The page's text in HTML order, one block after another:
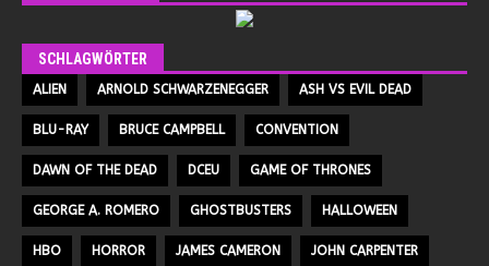
SCHLAGWÖRTER
ALIEN ARNOLD SCHWARZENEGGER ASH VS EVIL DEAD
BLU-RAY BRUCE CAMPBELL CONVENTION
DAWN OF THE DEAD DCEU GAME OF THRONES
GEORGE A. ROMERO GHOSTBUSTERS HALLOWEEN
HBO HORROR JAMES CAMERON JOHN CARPENTER